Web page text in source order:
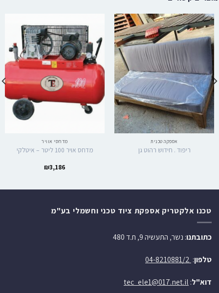
אספקה טכנית
ריפוד . חידוש רהוט גן
מדחסי אוויר
מדחס אויר 100 ליטר – איטלקי
₪3,186
טכנו אלקטריק אספקת ציוד טכני וחשמלי בע"מ
כתובתנו: נשר, התעשיה 9, ת.ד 480
טלפון:
דוא"ל:
tec_ele1@017.net.il